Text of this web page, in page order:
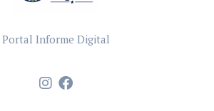
Portal Informe Digital